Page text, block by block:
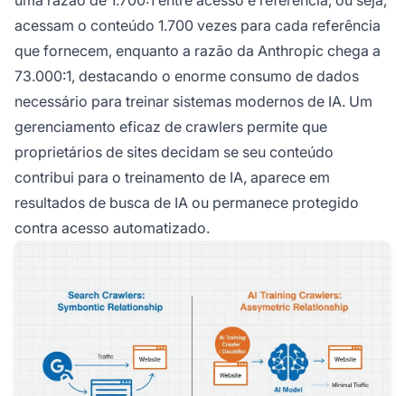
acessam o conteúdo 1.700 vezes para cada referência
que fornecem, enquanto a razão da Anthropic chega a
73.000:1, destacando o enorme consumo de dados
necessário para treinar sistemas modernos de IA. Um
gerenciamento eficaz de crawlers permite que
proprietários de sites decidam se seu conteúdo
contribui para o treinamento de IA, aparece em
resultados de busca de IA ou permanece protegido
contra acesso automatizado.